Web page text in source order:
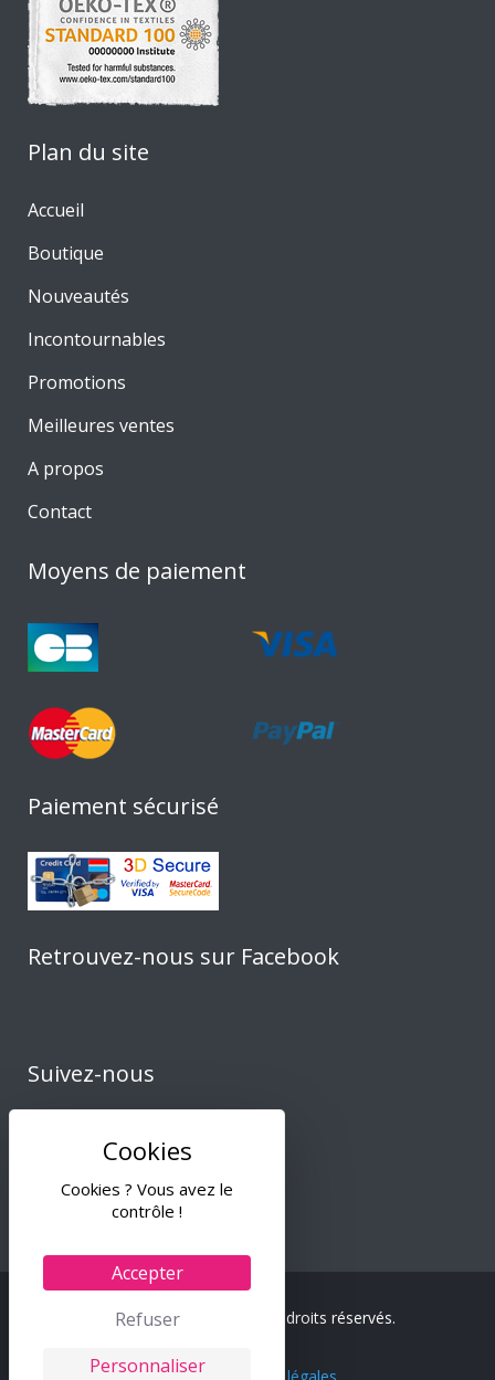
Cookies ? Vous avez le
contrôle !
Accepter
Refuser
Personnaliser
Plan du site
Accueil
Boutique
Nouveautés
Incontournables
Promotions
Meilleures ventes
A propos
Contact
Moyens de paiement
Paiement sécurisé
Retrouvez-nous sur Facebook
Suivez-nous
© 2024 Tiss & Co – Tous droits réservés.